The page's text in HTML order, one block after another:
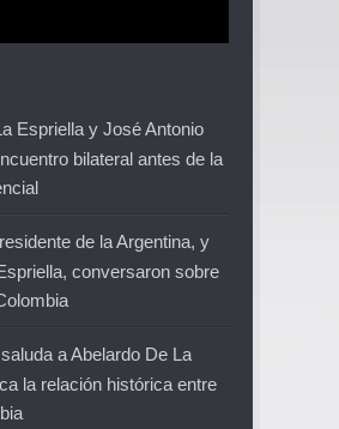
Espriella y José Antonio
bilateral antes de la
de la Argentina, y
conversaron sobre
a Abelardo De La
la relación histórica entre